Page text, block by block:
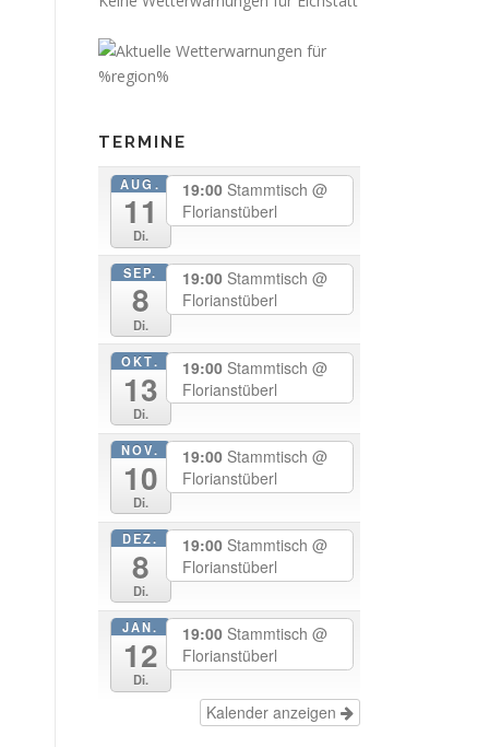
TERMINE
AUG.
11
Di.
19:00 Stammtisch @
Florianstüberl
SEP.
8
Di.
19:00 Stammtisch @
Florianstüberl
OKT.
13
Di.
19:00 Stammtisch @
Florianstüberl
NOV.
10
Di.
19:00 Stammtisch @
Florianstüberl
DEZ.
8
Di.
19:00 Stammtisch @
Florianstüberl
JAN.
12
Di.
19:00 Stammtisch @
Florianstüberl
Kalender anzeigen